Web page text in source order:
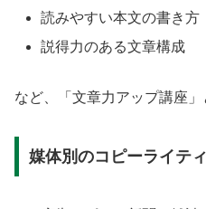
読みやすい本文の書き方
説得力のある文章構成
など、「文章力アップ講座」
媒体別のコピーライテ